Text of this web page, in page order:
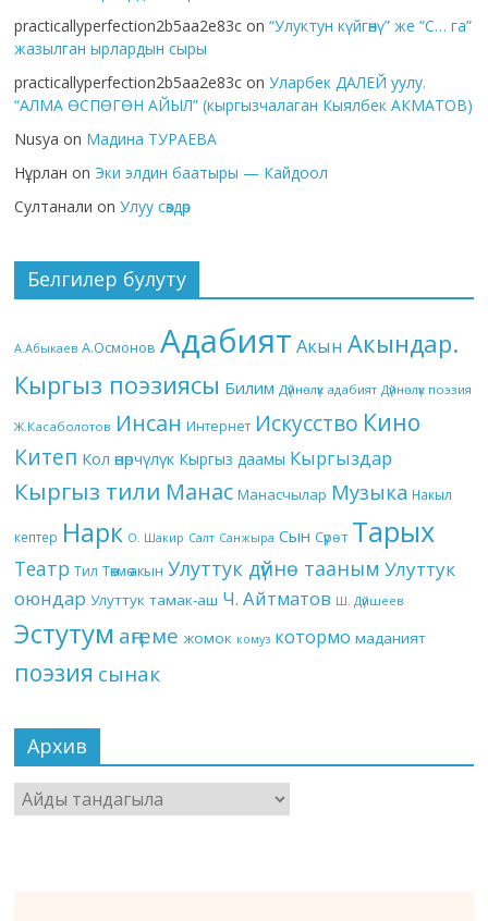
practicallyperfection2b5aa2e83c on“Улуктун күйгөнү” же “С… га”
жазылган ырлардын сыры
practicallyperfection2b5aa2e83c onУларбек ДАЛЕЙ уулу.
“АЛМА ӨСПӨГӨН АЙЫЛ” (кыргызчалаган Кыялбек АКМАТОВ)
Nusya on Мадина ТУРАЕВА
Нұрлан on Эки элдин баатыры — Кайдоол
Султанали onУлуу сөздөр
Белгилер булуту
А.Абыкаев А.Осмонов Адабият Акын Акындар.
Кыргыз поэзиясы Билим Дүйнөлүк адабият Дүйнөлүк поэзия
Ж.Касаболотов Инсан Интернет Искусство Кино
Китеп Кол өнөрчүлүк Кыргыз даамы Кыргыздар
Кыргыз тили Манас Манасчылар Музыка Накыл
кептер Нарк О. Шакир Салт Санжыра Сын Сүрөт Тарых
Театр Тил Төкмө акын Улуттук дүйнө тааным Улуттук
оюндар Улуттук тамак-аш Ч. Айтматов Ш. Дүйшеев
Эстутум аңгеме жомок комуз котормо маданият
поэзия сынак
Архив
Архив